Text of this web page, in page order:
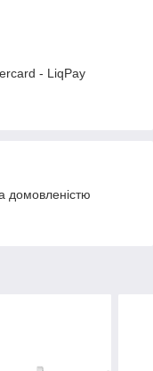
- LiqPay
домовленістю